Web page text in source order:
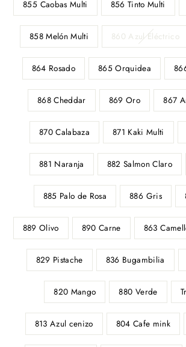
855 Caobas Multi 856 Tinto Multi
858 Melón Multi 860 Azul Eléctrico
864 Rosado 865 Orquidea
868 Cheddar 869 Oro 867
870 Calabaza 871 Kaki Multi
881 Naranja 882 Salmon Claro
885 Palo de Rosa 886 Gris
889 Olivo 890 Carne 863
829 Pistache 836 Bugambilia
820 Mango 880 Verde
813 Azul cenizo 804 Cafe mink